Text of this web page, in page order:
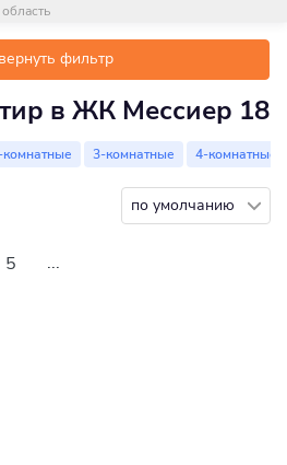
фильтр
в ЖК Мессиер 18
комнатные 3-комнатные 4-комнатные
по умолчанию
5 ...